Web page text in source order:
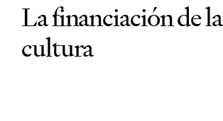
La financiación de la
cultura